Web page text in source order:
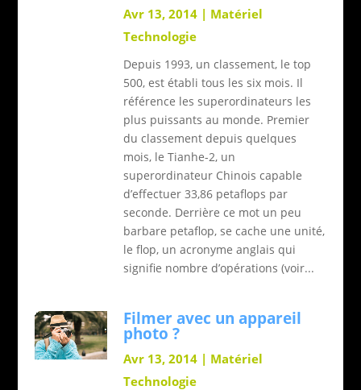
Avr 13, 2014 | Matériel
Technologie
Depuis 1993, un classement, le top
500, est établi tous les six mois. Il
référence les superordinateurs les
plus puissants au monde. Premier
du classement depuis quelques
mois, le Tianhe-2, un
superordinateur Chinois capable
d’effectuer 33,86 petaflops par
seconde. Derrière ce mot un peu
barbare petaflop, se cache une unité,
le flop, un acronyme anglais qui
signifie nombre d’opérations (voir...
Filmer avec un appareil
photo ?
Avr 13, 2014 | Matériel
Technologie